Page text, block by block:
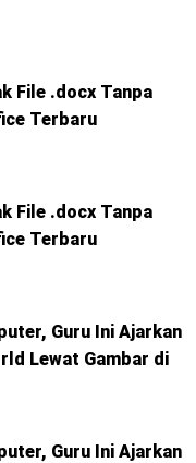
File .docx Tanpa
Terbaru
File .docx Tanpa
Terbaru
Guru Ini Ajarkan
Lewat Gambar di
Guru Ini Ajarkan